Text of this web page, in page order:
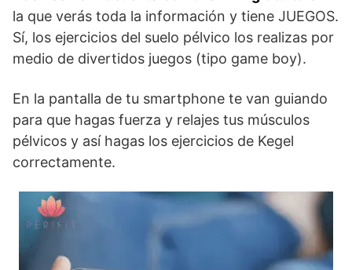
la que verás toda la información y tiene JUEGOS.
Sí, los ejercicios del suelo pélvico los realizas por
medio de divertidos juegos (tipo game boy).
En la pantalla de tu smartphone te van guiando
para que hagas fuerza y relajes tus músculos
pélvicos y así hagas los ejercicios de Kegel
correctamente.